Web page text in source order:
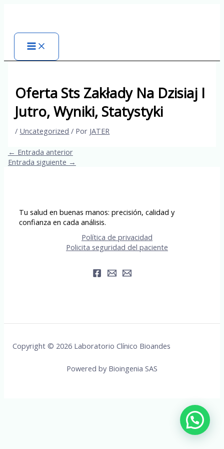
Oferta Sts Zakłady Na Dzisiaj I
Jutro, Wyniki, Statystyki
/ Uncategorized / Por JATER
← Entrada anterior
Entrada siguiente →
Tu salud en buenas manos: precisión, calidad y
confianza en cada análisis.
Política de privacidad
Policita seguridad del paciente
Copyright © 2026 Laboratorio Clínico Bioandes
Powered by Bioingenia SAS